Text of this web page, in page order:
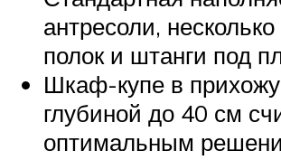
антресоли,
полок и штанги под
Шкаф-купе в
глубиной до 40 см
оптимальным